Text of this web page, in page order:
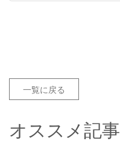
一覧に戻る
オススメ記事